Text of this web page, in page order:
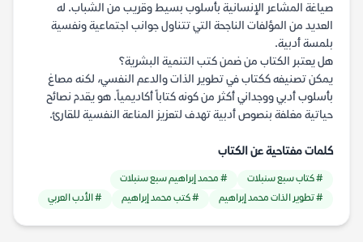
صياغة المشاعر الإنسانية بأسلوب بسيط وقريب من الشباب. له
العديد من المؤلفات الناجحة التي تتناول جوانب اجتماعية ونفسية
بلمسة أدبية.
هل يعتبر الكتاب من ضمن كتب التنمية البشرية؟
يمكن تصنيفه ككتاب في تطوير الذات والدعم النفسي، لكنه مصاغ
بأسلوب أدبي ووجداني أكثر من كونه كتاباً أكاديمياً. هو يقدم نصائح
حياتية مغلفة بنصوص أدبية تهدف لتعزيز المناعة النفسية للقارئ.
كلمات مفتاحية عن الكتاب
# كتاب سبع سنبلات
# محمد إبراهيم سبع سنبلات
# تطوير الذات محمد إبراهيم
# كتب محمد إبراهيم # الأدب العربي